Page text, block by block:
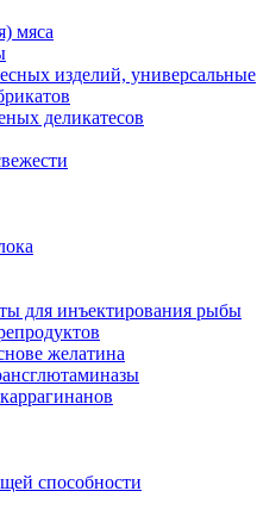
мяса
изделий, универсальные
деликатесов
для инъектирования рыбы
желатина
способности